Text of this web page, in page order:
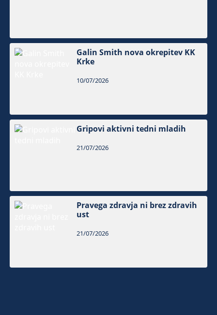
Galin Smith nova okrepitev KK
Krke
10/07/2026
Gripovi aktivni tedni mladih
21/07/2026
Pravega zdravja ni brez zdravih
ust
21/07/2026